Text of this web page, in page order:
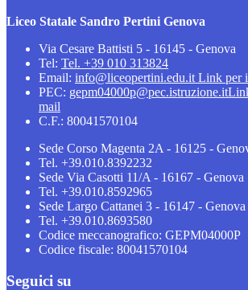
Liceo Statale Sandro Pertini Genova
Via Cesare Battisti 5 - 16145 - Genova
Tel: Tel. +39 010 313824
Email: info@liceopertini.edu.it Link per
PEC: gepm04000p@pec.istruzione.it
mail
C.F.: 80041570104
Sede Corso Magenta 2A - 16125 -
Tel. +39.010.8392232
Sede Via Casotti 11/A - 16167 - Genova
Tel. +39.010.8592965
Sede Largo Cattanei 3 - 16147 - Genova
Tel. +39.010.8693580
Codice meccanografico: GEPM04000P
Codice fiscale: 80041570104
Seguici su